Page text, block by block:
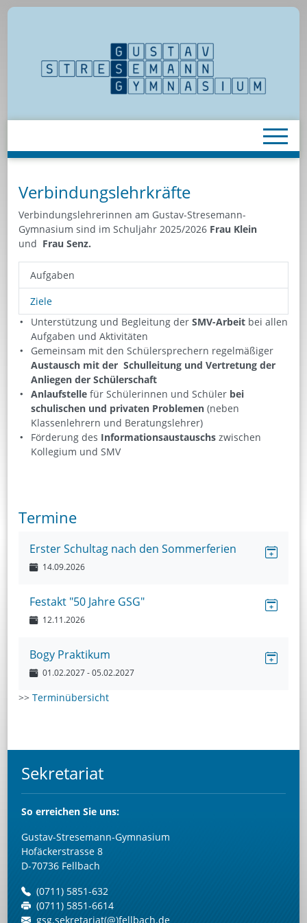
Verbindungslehrkräfte
Verbindungslehrerinnen am Gustav-Stresemann-
Gymnasium sind im Schuljahr 2025/2026 Frau Klein
und Frau Senz.
Aufgaben
Ziele
Unterstützung und Begleitung derSMV-Arbeit bei allen
Aufgaben und Aktivitäten
Gemeinsam mit den Schülersprechern regelmäßiger
Austausch mit der Schulleitung und Vertretung der
Anliegen der Schülerschaft
Anlaufstelle für Schülerinnen und Schüler bei
schulischen und privaten Problemen (neben
Klassenlehrern und Beratungslehrer)
Förderung des Informationsaustauschszwischen
Kollegium und SMV
Termine
Erster Schultag nach den Sommerferien
14.09.2026
Festakt "50 Jahre GSG"
12.11.2026
Bogy Praktikum
01.02.2027- 05.02.2027
>>Terminübersicht
Sekretariat
So erreichen Sie uns:
Gustav-Stresemann-Gymnasium
Hofäckerstrasse 8
D-70736 Fellbach
(0711) 5851-632
(0711) 5851-6614
gsg.sekretariat(@)fellbach.de